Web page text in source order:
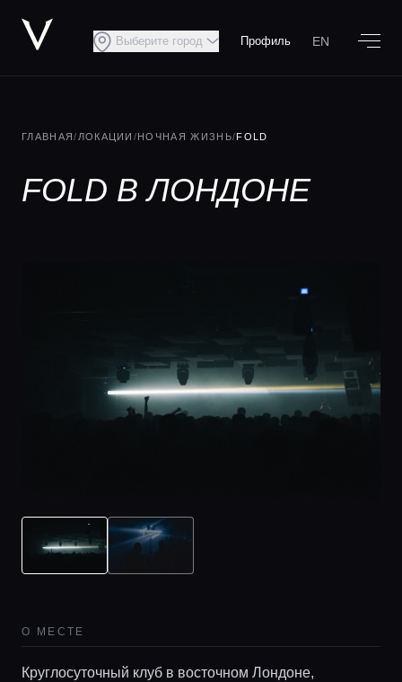
Выберите город Профиль EN
ГЛАВНАЯ/ ЛОКАЦИИ /НОЧНАЯ ЖИЗНЬ/FOLD
FOLD В ЛОНДОНЕ
О МЕСТЕ
Круглосуточный клуб в восточном Лондоне,